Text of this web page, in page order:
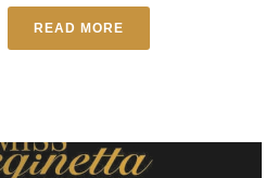
READ MORE